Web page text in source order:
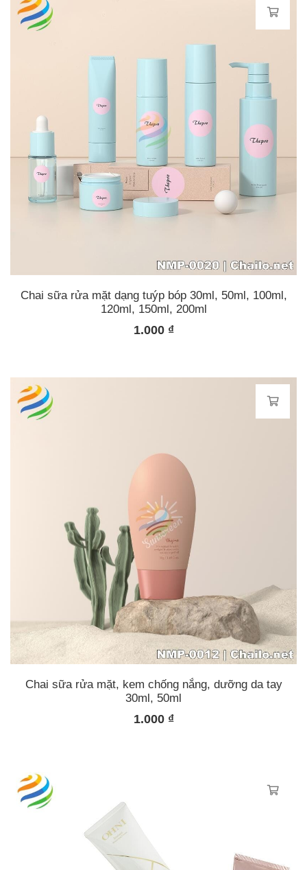
Chai sữa rửa mặt dạng tuýp bóp 30ml, 50ml, 100ml,
120ml, 150ml, 200ml
1.000 ₫
Chai sữa rửa mặt, kem chống nắng, dưỡng da tay
30ml, 50ml
1.000 ₫